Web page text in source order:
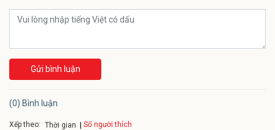
Gửi bình luận
(0) Bình luận
Xếp theo: Thời gian Số người thích